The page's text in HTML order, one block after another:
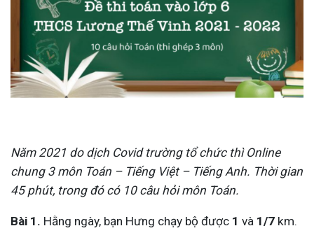
Năm 2021 do dịch Covid trường tổ chức thì Online
chung 3 môn Toán – Tiếng Việt – Tiếng Anh. Thời gian
45 phút, trong đó có 10 câu hỏi môn Toán.
Bài 1. Hằng ngày, bạn Hưng chạy bộ được 1 và 1/7 km.